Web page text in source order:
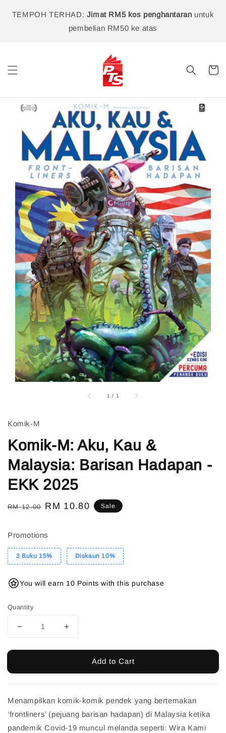
TEMPOH TERHAD: Jimat RM5 kos penghantaran untuk
pembelian RM50 ke atas
1 / 1
Komik-M
Komik-M: Aku, Kau &
Malaysia: Barisan Hadapan -
EKK 2025
Regular
RM 12.00 Sale
RM 10.80 Sale
Promotions
3 Buku 15% Diskaun 10%
You will earn 10 Points with this purchase
Quantity
Add to Cart
Menampilkan komik-komik pendek yang bertemakan
‘frontliners’ (pejuang barisan hadapan) di Malaysia ketika
pandemik Covid-19 muncul melanda seperti: Wira Kami